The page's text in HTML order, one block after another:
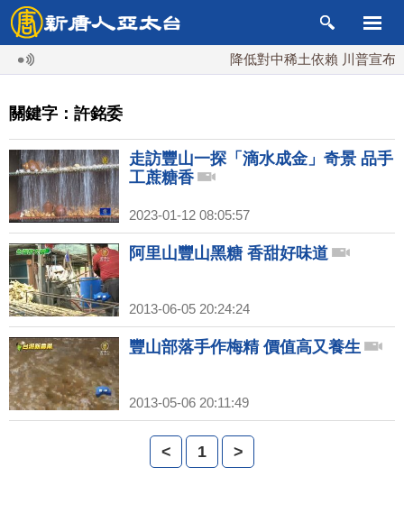
降低對中稀土依賴 川普宣布礦
關鍵字：許銘委
走訪豐山一探「滴水成金」奇景 品手
工蔗糖香
2023-01-12 08:05:57
阿里山豐山黑糖 香甜好味道
2013-06-05 20:24:24
豐山部落手作梅精 價值高又養生
2013-05-06 20:11:49
< 1 >